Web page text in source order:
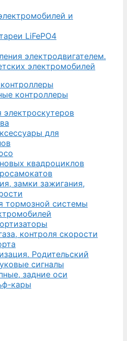
и
LiFePO4
электродвигателем.
электромобилей
контроллеры
для
квадроциклов
замки зажигания,
тормозной системы
контроля скорости
Родительский
сигналы
задние оси
кары